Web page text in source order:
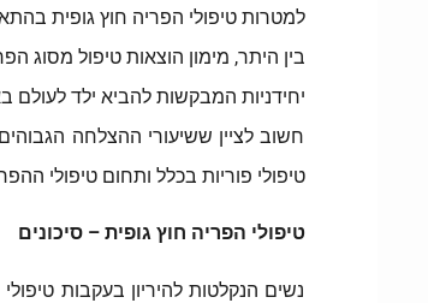
למטרות טיפולי הפריה חוץ גופית
בין היתר, מימון הוצאות טיפול מסוג
יחידניות המבקשות להביא ילד לעולם
חשוב לציין ששיעורי ההצלחה
טיפולי פוריות בכלל ותחום טיפולי
טיפולי הפריה חוץ גופית – סיכונים
נשים הנקלטות להיריון בעקבות